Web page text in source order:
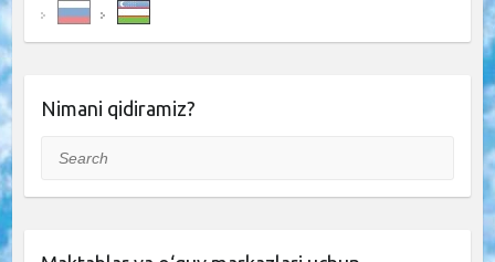
Nimani qidiramiz?
Search